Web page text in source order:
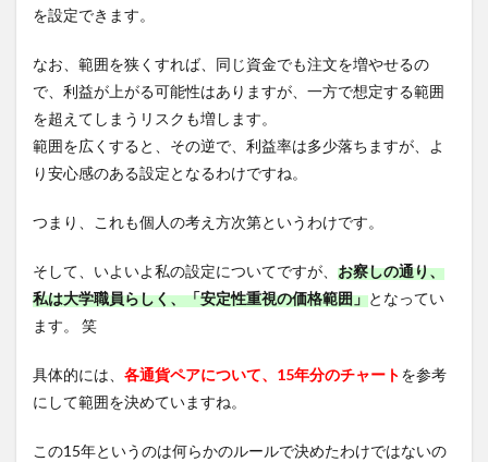
を設定できます。
なお、範囲を狭くすれば、同じ資金でも注文を増やせるの
で、利益が上がる可能性はありますが、一方で想定する範囲
を超えてしまうリスクも増します。
範囲を広くすると、その逆で、利益率は多少落ちますが、よ
り安心感のある設定となるわけですね。
つまり、これも個人の考え方次第というわけです。
そして、いよいよ私の設定についてですが、 お察しの通り、
私は大学職員らしく、「安定性重視の価格範囲」となってい
ます。 笑
具体的には、 各通貨ペアについて、15年分のチャートを参考
にして範囲を決めていますね。
この15年というのは何らかのルールで決めたわけではないの